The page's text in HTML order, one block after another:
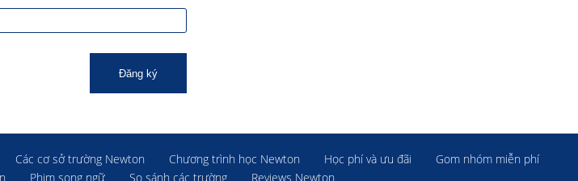
Đăng ký
Các cơ sở trường Newton Chương trình học Newton Học phí và ưu đãi
Gom nhóm miễn phí
Phim song ngữ So sánh các trường Reviews Newton